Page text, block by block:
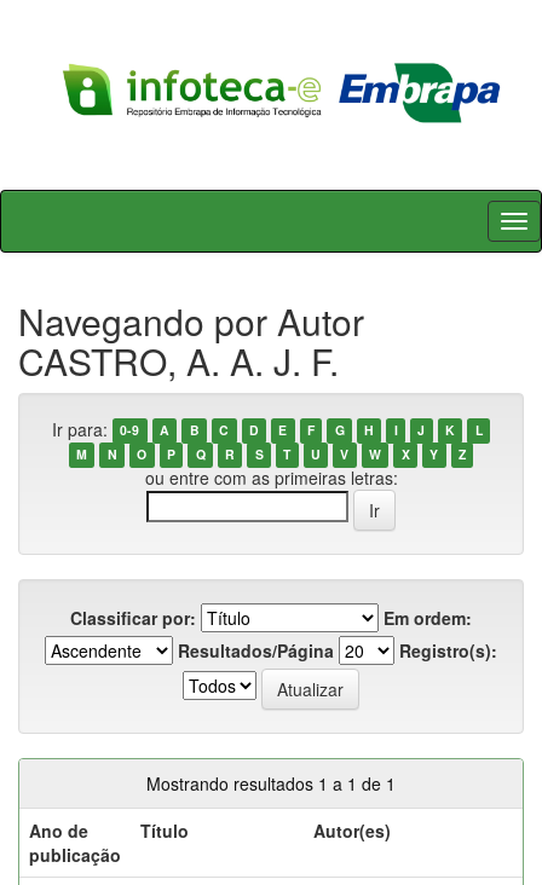
Skip
Navegando por Autor
CASTRO, A. A. J. F.
Ir para: 0-9 A B C D E F G H I J K
L
M
N O P Q R S T U V W X Y Z
ou entre com as primeiras letras:
Classificar por:
Em ordem:
Resultados/Página
Registro(s):
Mostrando resultados 1 a 1 de 1
Ano de
publicação
Título Autor(es)